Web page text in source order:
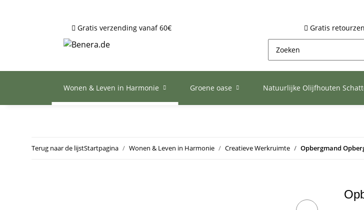
Gratis verzending vanaf 60€
Gratis
Wonen & Leven in Harmonie Groene oase Natuurlijke Olijfhouten
Terug naar de lijstStartpagina Wonen & Leven in Harmonie Creatieve Werkruimte Opbergmand